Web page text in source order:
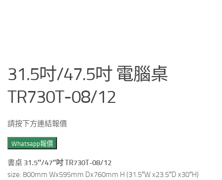
31.5吋/47.5吋 電腦桌
TR730T-08/12
請按下方連結報價
Whatsapp報價
書桌 31.5″/47″吋 TR730T-08/12
size: 800mm Wx595mm Dx760mm H (31.5″W x23.5″D x30″H)